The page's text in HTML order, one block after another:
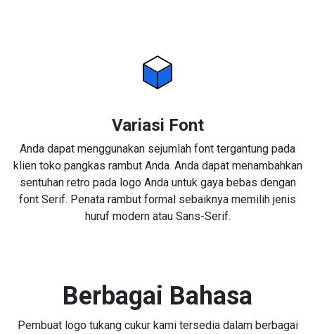
Variasi Font
Anda dapat menggunakan sejumlah font tergantung pada
klien toko pangkas rambut Anda. Anda dapat menambahkan
sentuhan retro pada logo Anda untuk gaya bebas dengan
font Serif. Penata rambut formal sebaiknya memilih jenis
huruf modern atau Sans-Serif.
Berbagai Bahasa
Pembuat logo tukang cukur kami tersedia dalam berbagai